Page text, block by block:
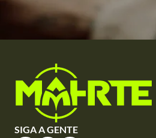
SIGA A GENTE